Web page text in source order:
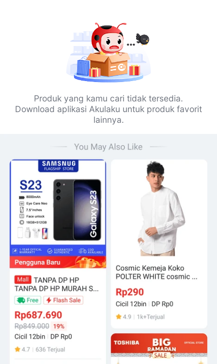
Produk yang kamu cari tidak tersedia.
Download aplikasi Akulaku untuk produk favorit
lainnya.